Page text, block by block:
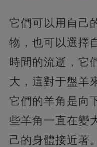
它們可以用自己
物，也可以選擇
時間的流逝，它
大，這對于盤羊
它們的羊角是向
些羊角一直在變
己的身體接近著。